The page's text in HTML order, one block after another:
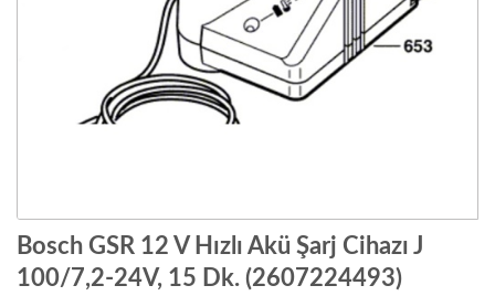
Bosch GSR 12 V Hızlı Akü Şarj Cihazı J
100/7,2-24V, 15 Dk. (2607224493)